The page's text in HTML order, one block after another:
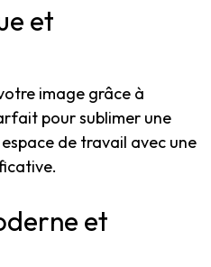
et
image grâce à
pour sublimer une
de travail avec une
et